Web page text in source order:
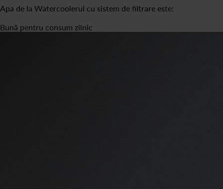
Apa de la Watercoolerul cu sistem de filtrare este:
Bună pentru consum zilnic